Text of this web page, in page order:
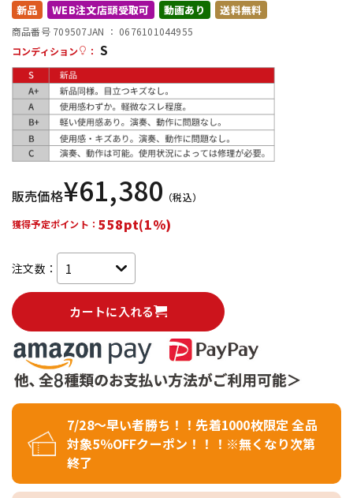
配信/ライブ機器
中古
新品 WEB注文店頭受取可 動画あり 送料無料
商品番号 709507JAN ： 0676101044955
コンディション
： S
販売価格¥61,380 （税込）
獲得予定ポイント： 558pt(1%)
注文数：
カートに入れる
7/28～早い者勝ち！！先着1000枚限定 全品
対象5％OFFクーポン！！！※無くなり次第
終了